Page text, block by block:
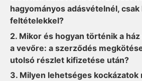
hagyományos adásvételnél,
feltételekkel?
2. Mikor és hogyan történik a
a vevőre: a szerződés
utolsó részlet kifizetése után?
3. Milyen lehetséges